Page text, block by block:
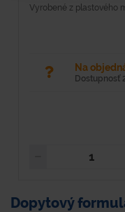
Vyrobené z plastového
Na
Dostupnosť
Dopytový